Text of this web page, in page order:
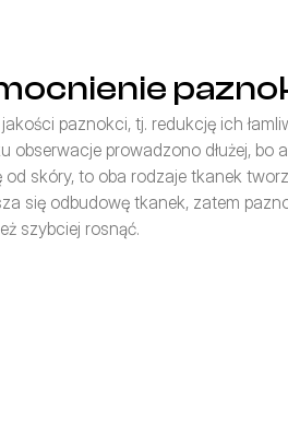
paznokci, tj. redukcję ich
obserwacje prowadzono dłużej,
od skóry, to oba rodzaje tkanek
się odbudowę tkanek, zatem
szybciej rosnąć.